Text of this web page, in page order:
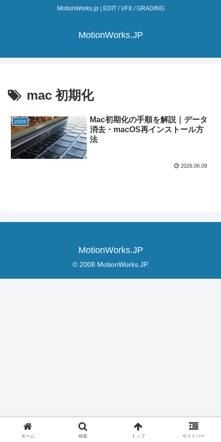
MotionWorks.jp | EDIT / VFX / GRADING
MotionWorks.JP
mac 初期化
2026
Mac初期化の手順を解説｜データ
消去・macOS再インストール方
法
2026.06.09
MotionWorks.JP
© 2008 MotionWorks.JP.
ホーム 検索 トップ サイドバー